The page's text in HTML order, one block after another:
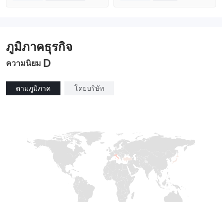
ภูมิภาคธุรกิจ
ความนิยม D
ตามภูมิภาค โดยบริษัท